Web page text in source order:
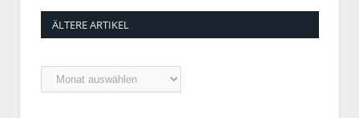
ÄLTERE ARTIKEL
Ältere
Artikel